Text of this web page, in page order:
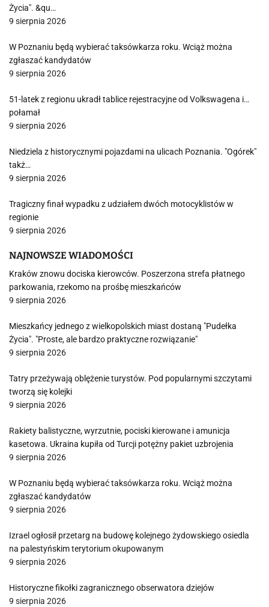
Życia". &qu…
9 sierpnia 2026
W Poznaniu będą wybierać taksówkarza roku. Wciąż można
zgłaszać kandydatów
9 sierpnia 2026
51-latek z regionu ukradł tablice rejestracyjne od Volkswagena i…
połamał
9 sierpnia 2026
Niedziela z historycznymi pojazdami na ulicach Poznania. "Ogórek"
takż…
9 sierpnia 2026
Tragiczny finał wypadku z udziałem dwóch motocyklistów w
regionie
9 sierpnia 2026
NAJNOWSZE WIADOMOŚCI
Kraków znowu dociska kierowców. Poszerzona strefa płatnego
parkowania, rzekomo na prośbę mieszkańców
9 sierpnia 2026
Mieszkańcy jednego z wielkopolskich miast dostaną "Pudełka
Życia". "Proste, ale bardzo praktyczne rozwiązanie"
9 sierpnia 2026
Tatry przeżywają oblężenie turystów. Pod popularnymi szczytami
tworzą się kolejki
9 sierpnia 2026
Rakiety balistyczne, wyrzutnie, pociski kierowane i amunicja
kasetowa. Ukraina kupiła od Turcji potężny pakiet uzbrojenia
9 sierpnia 2026
W Poznaniu będą wybierać taksówkarza roku. Wciąż można
zgłaszać kandydatów
9 sierpnia 2026
Izrael ogłosił przetarg na budowę kolejnego żydowskiego osiedla
na palestyńskim terytorium okupowanym
9 sierpnia 2026
Historyczne fikołki zagranicznego obserwatora dziejów
9 sierpnia 2026